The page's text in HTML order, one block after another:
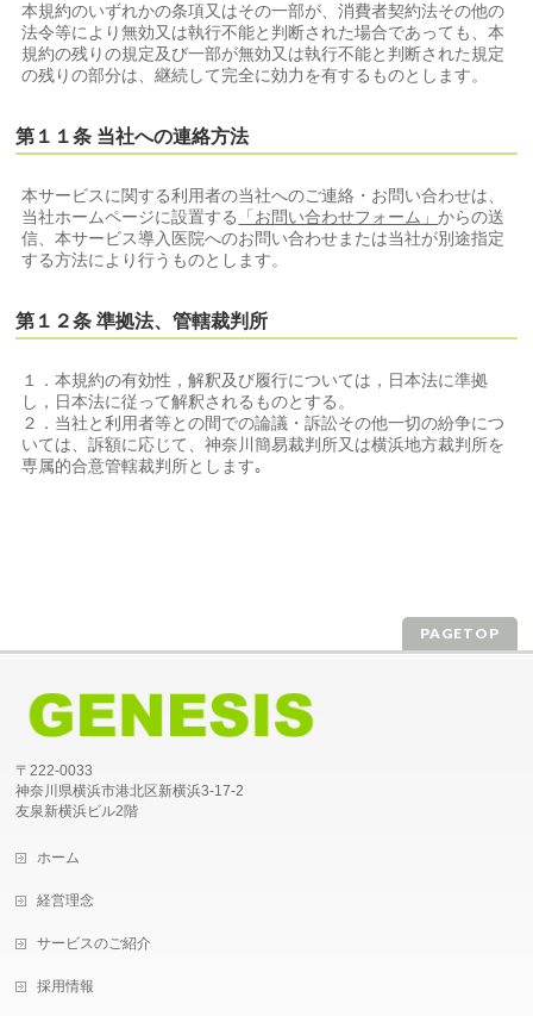
本規約のいずれかの条項又はその一部が、消費者契約法その他の
法令等により無効又は執行不能と判断された場合であっても、本
規約の残りの規定及び一部が無効又は執行不能と判断された規定
の残りの部分は、継続して完全に効力を有するものとします。
第１１条 当社への連絡方法
本サービスに関する利用者の当社へのご連絡・お問い合わせは、
当社ホームページに設置する
「お問い合わせフォーム」からの送
信、本サービス導入医院へのお問い合わせまたは当社が別途指定
する方法により行うものとします。
第１２条 準拠法、管轄裁判所
１．本規約の有効性，解釈及び履行については，日本法に準拠
し，日本法に従って解釈されるものとする。
２．当社と利用者等との間での論議・訴訟その他一切の紛争につ
いては、訴額に応じて、神奈川簡易裁判所又は横浜地方裁判所を
専属的合意管轄裁判所とします｡
PAGETOP
〒222-0033
神奈川県横浜市港北区新横浜3-17-2
友泉新横浜ビル2階
ホーム
経営理念
サービスのご紹介
採用情報